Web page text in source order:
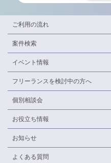
ご利用の流れ
案件検索
イベント情報
フリーランスを検討中の方へ
個別相談会
お役立ち情報
お知らせ
よくある質問